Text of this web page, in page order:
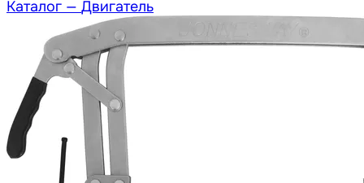
Каталог — Двигатель